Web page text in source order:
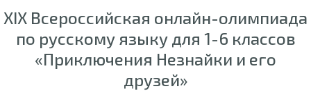
XIX Всероссийская онлайн-олимпиада
по русскому языку для 1-6 классов
«Приключения Незнайки и его
друзей»